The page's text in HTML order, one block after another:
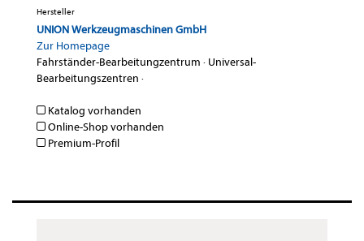
Hersteller
UNION Werkzeugmaschinen GmbH
Zur Homepage
Fahrständer-Bearbeitungzentrum · Universal-
Bearbeitungszentren ·
Katalog vorhanden
Online-Shop vorhanden
Premium-Profil